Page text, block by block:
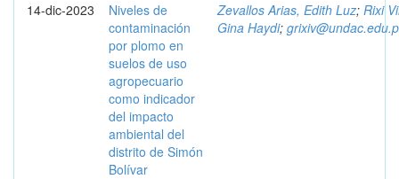
14-dic-2023
Niveles de
contaminación
por plomo en
suelos de uso
agropecuario
como indicador
del impacto
ambiental del
distrito de Simón
Bolívar
Zevallos Arias, Edith Luz; Rixi
Gina Haydi;